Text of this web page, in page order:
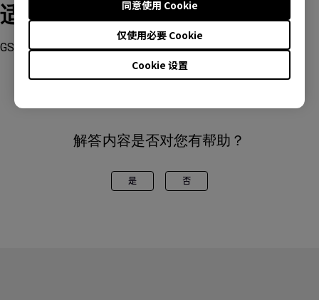
Cookie 设置
仅使用必要 Cookie
同意使用 Cookie
适用型号
GS50, TK850, V7000i, W1800
解答内容是否对您有帮助？
是 否